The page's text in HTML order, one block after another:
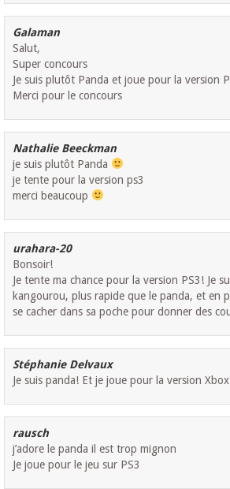
Galaman
Salut,
Super concours
Je suis plutôt Panda et joue pour la version
Merci pour le concours
Nathalie Beeckman
je suis plutôt Panda
je tente pour la version ps3
merci beaucoup
urahara-20
Bonsoir!
Je tente ma chance pour la version PS3! Je
kangourou, plus rapide que le panda, et en
se cacher dans sa poche pour donner des
Stéphanie Delvaux
Je suis panda! Et je joue pour la version
rausch
j’adore le panda il est trop mignon
Je joue pour le jeu sur PS3